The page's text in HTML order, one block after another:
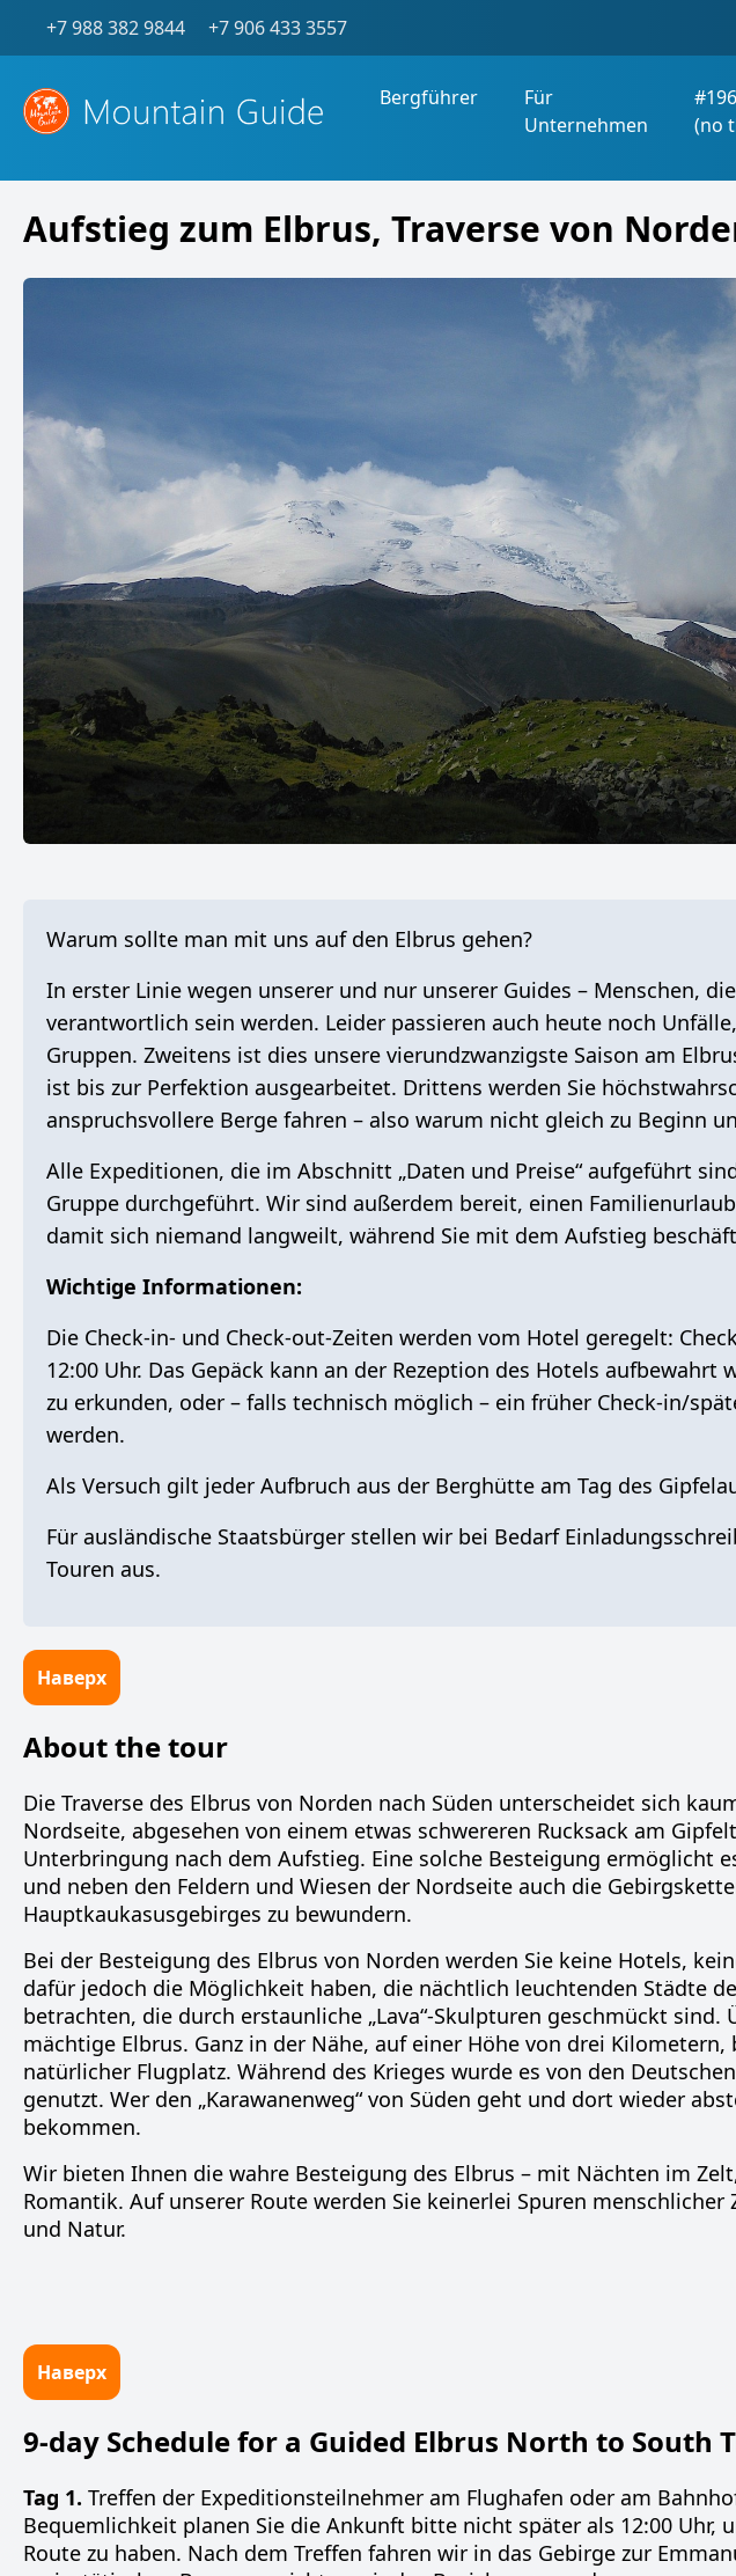
+7 988 382 9844 +7 906 433 3557
Bergführer
Für
Unternehmen
(no
Aufstieg zum Elbrus, Traverse von
Warum sollte man mit uns auf den Elbrus gehen?
In erster Linie wegen unserer und nur unserer Guides – Menschen,
verantwortlich sein werden. Leider passieren auch heute noch
Gruppen. Zweitens ist dies unsere vierundzwanzigste Saison am
ist bis zur Perfektion ausgearbeitet. Drittens werden Sie
anspruchsvollere Berge fahren – also warum nicht gleich zu Beginn
Alle Expeditionen, die im Abschnitt „Daten und Preise“ aufgeführt
Gruppe durchgeführt. Wir sind außerdem bereit, einen Familienurlaub
damit sich niemand langweilt, während Sie mit dem Aufstieg
Wichtige Informationen:
Die Check-in- und Check-out-Zeiten werden vom Hotel geregelt:
12:00 Uhr. Das Gepäck kann an der Rezeption des Hotels
zu erkunden, oder – falls technisch möglich – ein früher Check-in/
werden.
Als Versuch gilt jeder Aufbruch aus der Berghütte am Tag des
Für ausländische Staatsbürger stellen wir bei Bedarf
Touren aus.
Наверх
About the tour
Die Traverse des Elbrus von Norden nach Süden unterscheidet sich
Nordseite, abgesehen von einem etwas schwereren Rucksack am
Unterbringung nach dem Aufstieg. Eine solche Besteigung ermöglicht
und neben den Feldern und Wiesen der Nordseite auch die
Hauptkaukasusgebirges zu bewundern.
Bei der Besteigung des Elbrus von Norden werden Sie keine Hotels,
dafür jedoch die Möglichkeit haben, die nächtlich leuchtenden Städte
betrachten, die durch erstaunliche „Lava“-Skulpturen geschmückt
mächtige Elbrus. Ganz in der Nähe, auf einer Höhe von drei
natürlicher Flugplatz. Während des Krieges wurde es von den
genutzt. Wer den „Karawanenweg“ von Süden geht und dort wieder
bekommen.
Wir bieten Ihnen die wahre Besteigung des Elbrus – mit Nächten im
Romantik. Auf unserer Route werden Sie keinerlei Spuren
und Natur.
Наверх
9-day Schedule for a Guided Elbrus North to South
Tag 1. Treffen der Expeditionsteilnehmer am Flughafen oder am
Bequemlichkeit planen Sie die Ankunft bitte nicht später als 12:00 Uhr,
Route zu haben. Nach dem Treffen fahren wir in das Gebirge zur